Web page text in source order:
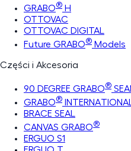
GRABO® H
OTTOVAC
OTTOVAC DIGITAL
Future GRABO® Models
Części i Akcesoria
90 DEGREE GRABO®
GRABO®
BRACE SEAL
CANVAS GRABO®
ERGUO S1